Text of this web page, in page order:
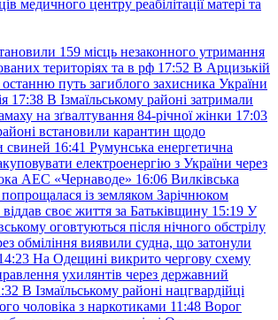
медичного центру реабілітації матері та
159 місць незаконного утримання
територіях та в рф 17:52 В Арцизькій
путь загиблого захисника України
17:38 В Ізмаїльському районі затримали
на зґвалтування 84-річної жінки 17:03
встановили карантин щодо
свиней 16:41 Румунська енергетична
електроенергію з України через
АЕС «Чернаводе» 16:06 Вилківська
із земляком Зарічнюком
своє життя за Батьківщину 15:19 У
оговтуються після нічного обстрілу
обміління виявили судна, що затонули
На Одещині викрито чергову схему
ухилянтів через державний
В Ізмаїльському районі нацгвардійці
чоловіка з наркотиками 11:48 Ворог